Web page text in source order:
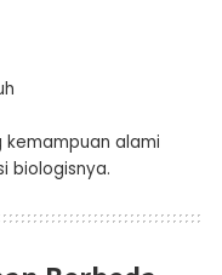
kemampuan alami
biologisnya.